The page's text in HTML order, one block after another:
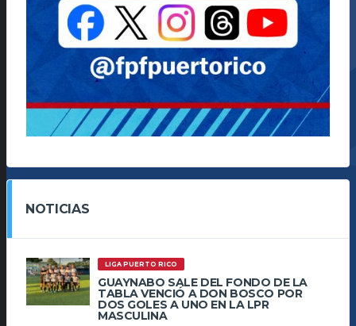
NOTICIAS
LIGA PUERTO RICO
GUAYNABO SALE DEL FONDO DE LA
TABLA VENCIÓ A DON BOSCO POR
DOS GOLES A UNO EN LA LPR
MASCULINA